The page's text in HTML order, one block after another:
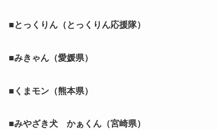
■とっくりん（とっくりん応援隊）
■みきゃん（愛媛県）
■くまモン（熊本県）
■みやざき犬 かぁくん（宮崎県）